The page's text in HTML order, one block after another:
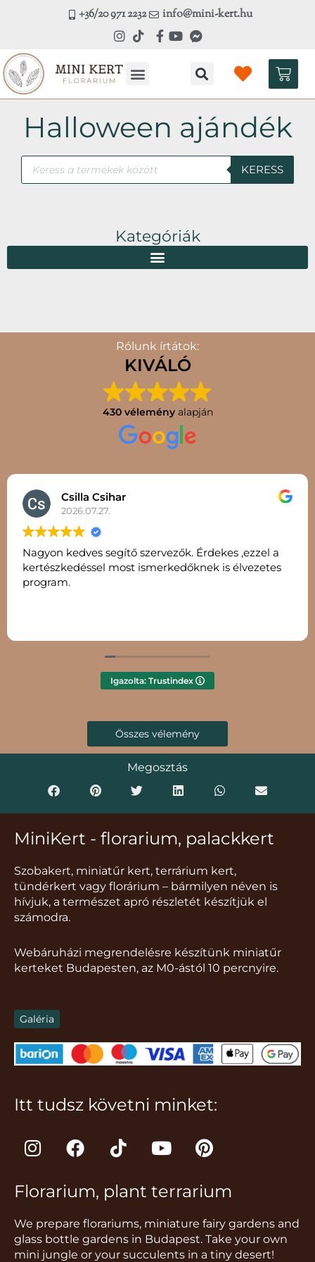
+36/20 971 2232 info@mini-kert.hu
Halloween ajándék
Products
search
KERESS
Kategóriák
Rólunk írtátok:
KIVÁLÓ
430 véleményalapján
Csilla Csihar
2026.07.27.
Nagyon kedves segítő szervezők. Érdekes ,ezzel a
kertészkedéssel most ismerkedőknek is élvezetes
program.
Igazolta: Trustindex
Összes vélemény
Megosztás
MiniKert - florarium, palackkert
Szobakert, miniatűr kert, terrárium kert,
tündérkert vagy florárium – bármilyen néven is
hívjuk, a természet apró részletét készítjük el
számodra.
Webáruházi megrendelésre készítünk miniatűr
kerteket Budapesten, az M0-ástól 10 percnyire.
Galéria
Itt tudsz követni minket:
I
n
t
g
r
F
a
e
o
o
T
i
t
k
Y
o
t
b
e
P
i
t
r
e
Florarium, plant terrarium
We prepare florariums, miniature fairy gardens and
glass bottle gardens in Budapest. Take your own
mini jungle or your succulents in a tiny desert!